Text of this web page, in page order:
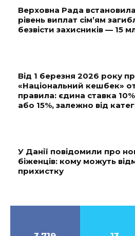
Верховна Рада
рівень виплат сім’ям
безвісти захисників — 15
Від 1 березня 2026 року
«Національний кешбек»
правила: єдина ставка
або 15%, залежно від
У Данії повідомили про
біженців: кому можуть
прихистку